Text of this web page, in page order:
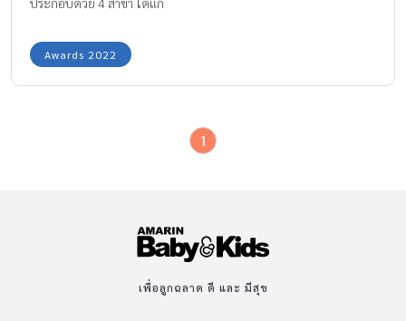
Awards 2022
1
เพื่อลูกฉลาด ดี และ มีสุข